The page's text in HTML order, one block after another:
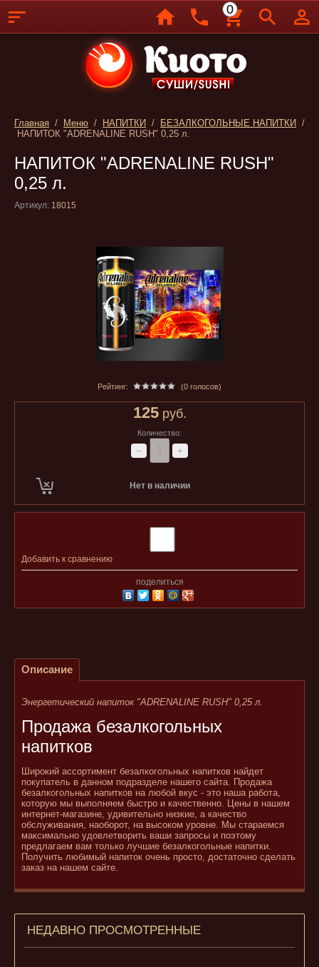
Главная / Меню / НАПИТКИ / БЕЗАЛКОГОЛЬНЫЕ НАПИТКИ /
НАПИТОК "ADRENALINE RUSH" 0,25 л.
НАПИТОК "ADRENALINE RUSH"
0,25 л.
Артикул: 18015
Рейтинг: (0 голосов)
125руб.
Количество:
− +
Нет в наличии
Добавить к сравнению
поделиться
Описание
Энергетический напиток "ADRENALINE RUSH" 0,25 л.
Продажа безалкогольных
напитков
Широкий ассортимент безалкогольных напитков найдет
покупатель в данном подразделе нашего сайта. Продажа
безалкогольных напитков на любой вкус - это наша работа,
которую мы выполняем быстро и качественно. Цены в нашем
интернет-магазине, удивительно низкие, а качество
обслуживания, наоборот, на высоком уровне. Мы стараемся
максимально удовлетворить ваши запросы и поэтому
предлагаем вам только лучшие безалкогольные напитки.
Получить любимый напиток очень просто, достаточно сделать
заказ на нашем сайте.
НЕДАВНО ПРОСМОТРЕННЫЕ
0